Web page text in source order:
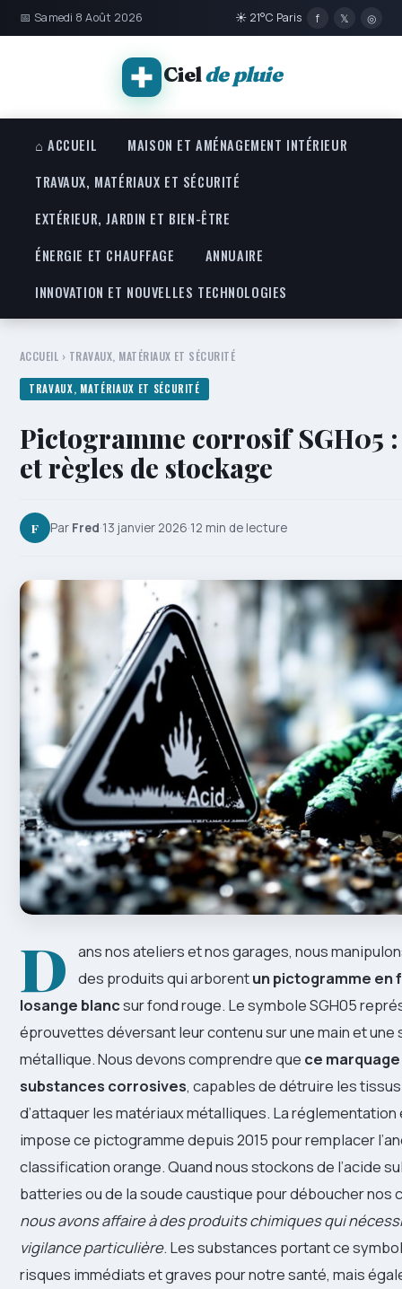
📅 Samedi 8 Août 2026 ☀ 21°C Paris f 𝕏 ◎
Cielde pluie
⌂ ACCUEIL
MAISON ET AMÉNAGEMENT INTÉRIEUR
TRAVAUX, MATÉRIAUX ET SÉCURITÉ
EXTÉRIEUR, JARDIN ET BIEN-ÊTRE
ÉNERGIE ET CHAUFFAGE
ANNUAIRE
INNOVATION ET NOUVELLES TECHNOLOGIES
ACCUEIL › TRAVAUX, MATÉRIAUX ET SÉCURITÉ
TRAVAUX, MATÉRIAUX ET SÉCURITÉ
Pictogramme corrosif SGH05
et règles de stockage
F Par Fred·13 janvier 2026·12 min de lecture
D
ans nos ateliers et nos garages, nous
des produits qui arborentun pictogramme en
losange blancsur fond rouge. Le symbole SGH05
éprouvettes déversant leur contenu sur une main et une
métallique. Nous devons comprendre que ce
substances corrosives, capables de détruire les
d’attaquer les matériaux métalliques. La
impose ce pictogramme depuis 2015 pour remplacer
classification orange. Quand nous stockons de l’acide
batteries ou de la soude caustique pour déboucher nos
nous avons affaire à des produits chimiques qui
vigilance particulière. Les substances portant ce
risques immédiats et graves pour notre santé, mais